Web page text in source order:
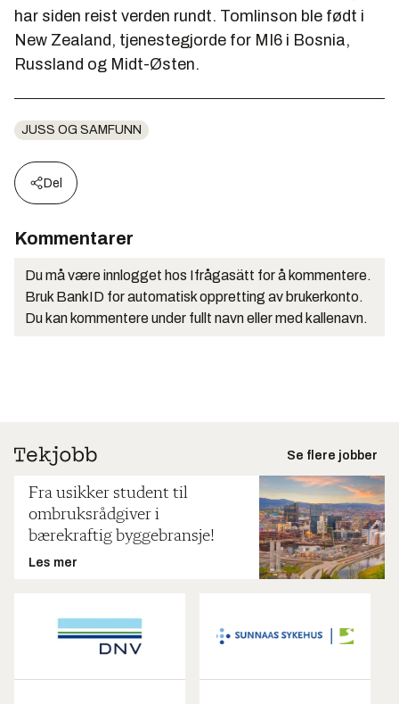
har siden reist verden rundt. Tomlinson ble født i
New Zealand, tjenestegjorde for MI6 i Bosnia,
Russland og Midt-Østen.
JUSS OG SAMFUNN
Del
Kommentarer
Du må være innlogget hos Ifrågasätt for å kommentere.
Bruk BankID for automatisk oppretting av brukerkonto.
Du kan kommentere under fullt navn eller med kallenavn.
Se flere jobber
Fra usikker student til
ombruksrådgiver i
bærekraftig byggebransje!
Les mer